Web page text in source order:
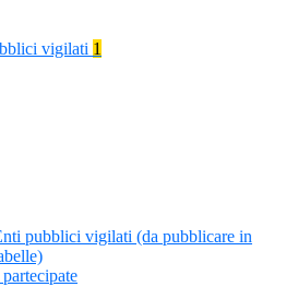
vigilati 1
pubblici vigilati (da pubblicare in